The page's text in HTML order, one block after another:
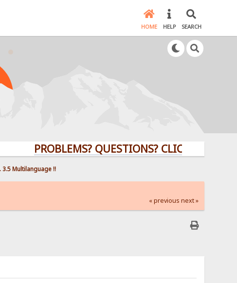
HOME HELP SEARCH
PROBLEMS? QUESTIONS? CLICK HERE!
3.5 Multilanguage !!
« previous next »